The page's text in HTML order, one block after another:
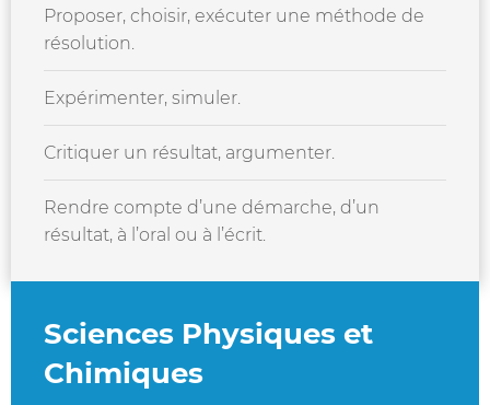
Proposer, choisir, exécuter une méthode de
résolution.
Expérimenter, simuler.
Critiquer un résultat, argumenter.
Rendre compte d’une démarche, d’un
résultat, à l’oral ou à l’écrit.
Sciences Physiques et
Chimiques